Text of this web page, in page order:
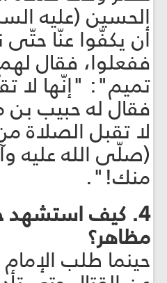
الحسين (عليه
أن يكفّوا عنّا
ففعلوا، فقال
تميم": "إنّها لا
فقال له حبيب
لا تقبل الصلاة
(صلّى الله عليه
منك!".
4. كيف استشهد
مظاهر؟
حينما طلب